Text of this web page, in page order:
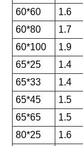
60*60
1.6
60*80
1.7
60*100
1.9
65*25
1.4
65*33
1.4
65*45
1.5
65*65
1.5
80*25
1.6